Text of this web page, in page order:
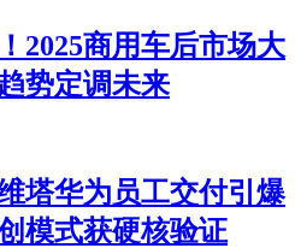
2025商用车后市场大
势定调未来
塔华为员工交付引爆
模式获硬核验证